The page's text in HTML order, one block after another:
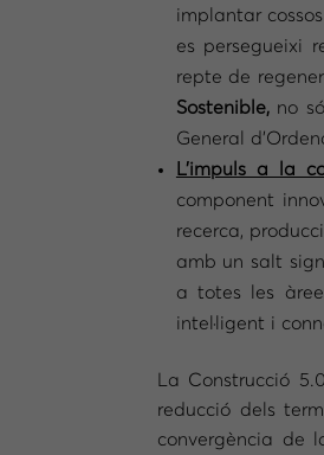
implantar
es persegueixi
repte de
Sostenible, no
General
L’impuls a la
component
recerca,
amb un salt
a totes les
intel·ligent i
La Construcció
reducció dels
convergència de